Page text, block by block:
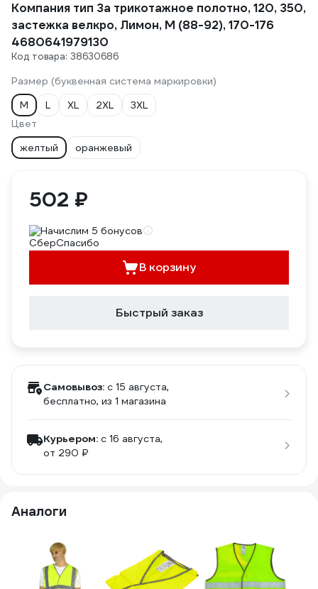
Компания тип 3а трикотажное полотно, 120, 350,
застежка велкро, Лимон, M (88-92), 170-176
4680641979130
Код товара: 38630686
Размер (буквенная система маркировки)
M
L XL 2XL
3XL
Цвет
желтый
оранжевый
502 ₽
Начислим 5 бонусов
В корзину
Быстрый заказ
Самовывоз: c 15 августа,
бесплатно, из 1 магазина
Курьером: c 16 августа,
от 290 ₽
Аналоги